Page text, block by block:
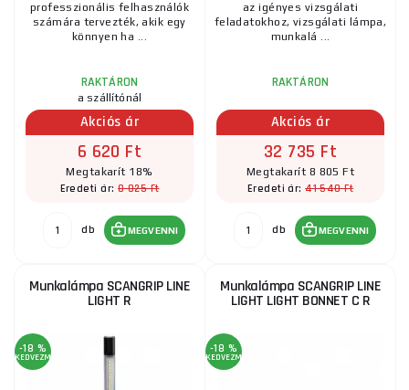
professzionális felhasználók
számára tervezték, akik egy
könnyen ha ...
RAKTÁRON
a szállítónál
Akciós ár
6 620 Ft
Megtakarít 18%
Eredeti ár:8 025 Ft
db MEGVENNI
az igényes vizsgálati
feladatokhoz, vizsgálati lámpa,
munkalá ...
RAKTÁRON
Akciós ár
32 735 Ft
Megtakarít 8 805 Ft
Eredeti ár:41 540 Ft
db MEGVENNI
Munkalámpa SCANGRIP LINE
LIGHT R
-18 %
KEDVEZMÉNY
Munkalámpa SCANGRIP LINE
LIGHT LIGHT BONNET C R
-18 %
KEDVEZMÉNY